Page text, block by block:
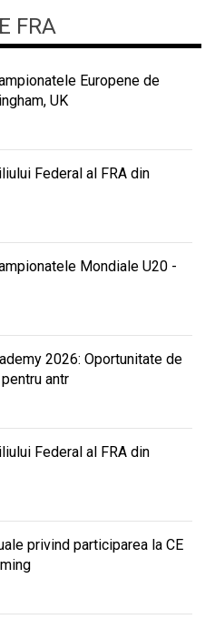
FRA
Europene de
UK
Federal al FRA din
Mondiale U20 -
2026: Oportunitate de
antr
Federal al FRA din
privind participarea la CE